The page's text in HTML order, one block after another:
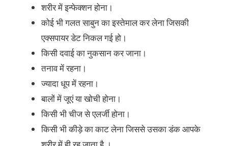
शरीर में इन्फेक्शन होना।
कोई भी गलत साबुन का इस्तेमाल कर लेना जिसकी
एक्सपायर डेट निकल गई हो।
किसी दवाई का नुकसान कर जाना।
तनाव में रहना।
ज्यादा धूप में रहना।
बालों में जूएं या खोची होना।
किसी भी चीज से एलर्जी होना।
किसी भी कीड़े का काट लेना जिससे उसका डंक आपके